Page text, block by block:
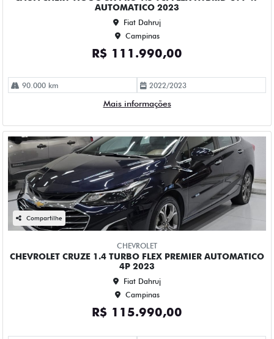
2022/2023
Mais informações
Compartilhe
CHEVROLET
CHEVROLET EQUINOX 1.5 16V TURBO GASOLINA PREMIER
AWD AUTOMATICO 4P 2023
Fiat Dahruj
Campinas
R$ 153.990,00
2022/2023
Mais informações